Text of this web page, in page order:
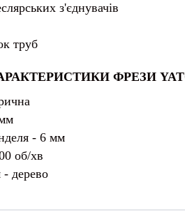
з'єднувачів
труб
ФРЕЗИ
- 6 мм
об/хв
- дерево